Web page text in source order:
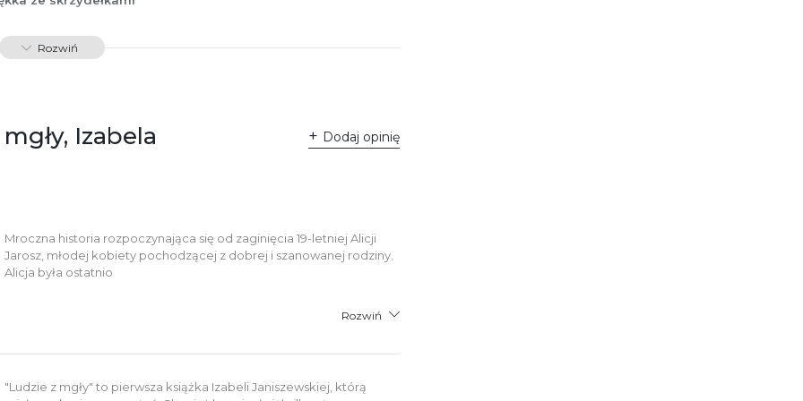
701 Poznań
Rozwiń
Izabela
Dodaj opinię
Mroczna historia rozpoczynająca się od zaginięcia 19-letniej Alicji
Jarosz, młodej kobiety pochodzącej z dobrej i szanowanej rodziny.
Alicja była ostatnio
Rozwiń
"Ludzie z mgły" to pierwsza książka Izabeli Janiszewskiej, którą